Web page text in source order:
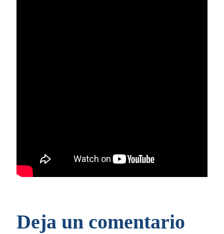
Deja un comentario